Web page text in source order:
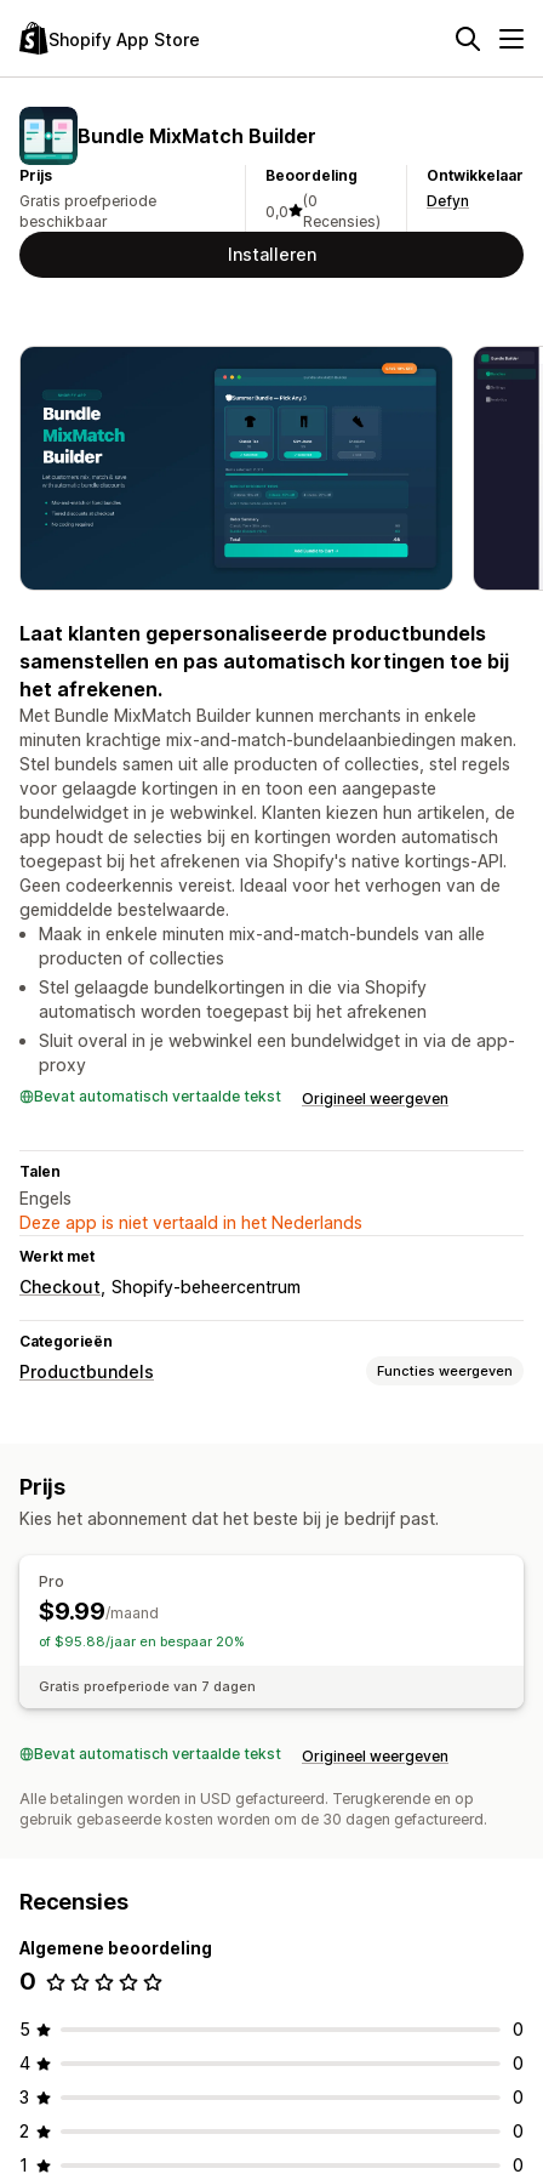
Shopify App Store
Bundle MixMatch Builder
Prijs
Gratis proefperiode
beschikbaar
Beoordeling
0,0
(0
Recensies)
Ontwikkelaar
Defyn
Installeren
Laat klanten gepersonaliseerde productbundels
samenstellen en pas automatisch kortingen toe bij
het afrekenen.
Met Bundle MixMatch Builder kunnen merchants in enkele
minuten krachtige mix-and-match-bundelaanbiedingen maken.
Stel bundels samen uit alle producten of collecties, stel regels
voor gelaagde kortingen in en toon een aangepaste
bundelwidget in je webwinkel. Klanten kiezen hun artikelen, de
app houdt de selecties bij en kortingen worden automatisch
toegepast bij het afrekenen via Shopify's native kortings-API.
Geen codeerkennis vereist. Ideaal voor het verhogen van de
gemiddelde bestelwaarde.
Maak in enkele minuten mix-and-match-bundels van alle
producten of collecties
Stel gelaagde bundelkortingen in die via Shopify
automatisch worden toegepast bij het afrekenen
Sluit overal in je webwinkel een bundelwidget in via de app-
proxy
Bevat automatisch vertaalde tekst Origineel weergeven
Talen
Engels
Deze app is niet vertaald in het Nederlands
Werkt met
Checkout Shopify-beheercentrum
Categorieën
Productbundels Functies weergeven
Prijzen die je kunt instellen
Prijs
Kies het abonnement dat het beste bij je bedrijf past.
Pro
$9.99/maand
of $95.88/jaar en bespaar 20%
Gratis proefperiode van 7 dagen
Bevat automatisch vertaalde tekst Origineel weergeven
Alle betalingen worden in USD gefactureerd. Terugkerende en op
gebruik gebaseerde kosten worden om de 30 dagen gefactureerd.
Recensies
Algemene beoordeling
0
5
0
4
0
3
0
2
0
1
0